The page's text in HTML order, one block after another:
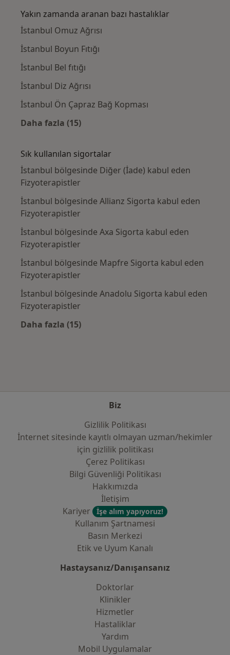
Yakın zamanda aranan bazı hastalıklar
İstanbul Omuz Ağrısı
İstanbul Boyun Fıtığı
İstanbul Bel fıtığı
İstanbul Diz Ağrısı
İstanbul Ön Çapraz Bağ Kopması
Daha fazla (15)
Sık kullanılan sigortalar
İstanbul bölgesinde Diğer (İade) kabul eden
Fizyoterapistler
İstanbul bölgesinde Allianz Sigorta kabul eden
Fizyoterapistler
İstanbul bölgesinde Axa Sigorta kabul eden
Fizyoterapistler
İstanbul bölgesinde Mapfre Sigorta kabul eden
Fizyoterapistler
İstanbul bölgesinde Anadolu Sigorta kabul eden
Fizyoterapistler
Daha fazla (15)
Biz
Gizlilik Politikası
İnternet sitesinde kayıtlı olmayan uzman/hekimler
i̇çin gizlilik politikası
Çerez Politikası
Bilgi Güvenliği Politikası
Hakkımızda
İletişim
Kariyer
İşe alım yapıyoruz!
Kullanım Şartnamesi
Basın Merkezi
Etik ve Uyum Kanalı
Hastaysanız/Danışansanız
Doktorlar
Klinikler
Hizmetler
Hastaliklar
Yardım
Mobil Uygulamalar